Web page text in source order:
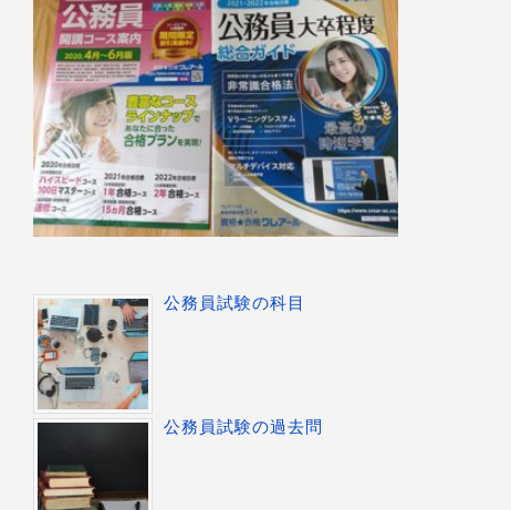
公務員試験の科目
公務員試験の過去問